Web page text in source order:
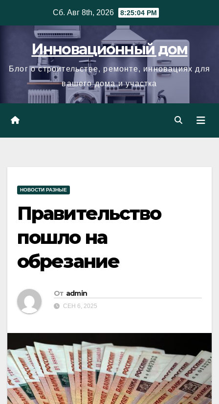
Сб. Авг 8th, 2026 8:25:05 PM
Инновационный дом
Блог о строительстве, ремонте, инновациях для
вашего дома и участка
НОВОСТИ РАЗНЫЕ
Правительство
пошло на
обрезание
От admin
СЕН 6, 2025